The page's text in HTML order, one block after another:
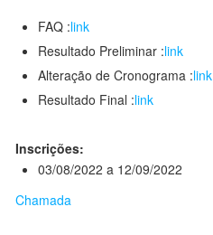
FAQ :link
Resultado Preliminar :link
Alteração de Cronograma :link
Resultado Final :link
Inscrições:
03/08/2022 a 12/09/2022
Chamada